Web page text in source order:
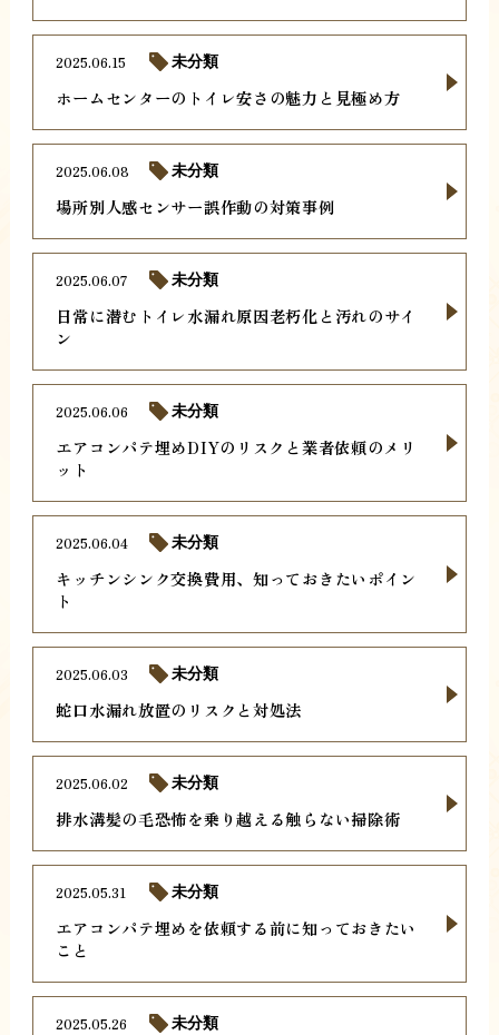
ホームセンターのトイレ安さの魅力と見極め方
2025.06.15 未分類
場所別人感センサー誤作動の対策事例
2025.06.08 未分類
日常に潜むトイレ水漏れ原因老朽化と汚れのサイ
ン
2025.06.07 未分類
エアコンパテ埋めDIYのリスクと業者依頼のメリ
ット
2025.06.06 未分類
キッチンシンク交換費用、知っておきたいポイン
ト
2025.06.04 未分類
蛇口水漏れ放置のリスクと対処法
2025.06.03 未分類
排水溝髪の毛恐怖を乗り越える触らない掃除術
2025.06.02 未分類
エアコンパテ埋めを依頼する前に知っておきたい
こと
2025.05.31 未分類
2025.05.26 未分類